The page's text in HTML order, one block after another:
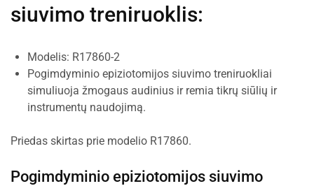
siuvimo treniruoklis:
Modelis: R17860-2
Pogimdyminio epiziotomijos siuvimo treniruokliai
simuliuoja žmogaus audinius ir remia tikrų siūlių ir
instrumentų naudojimą.
Priedas skirtas prie modelio R17860.
Pogimdyminio epiziotomijos siuvimo